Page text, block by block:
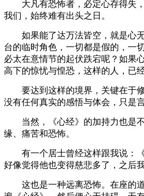
大凡有恐怖者，必定心存得失，
我们，始终难有出头之日。
如果能了达万法皆空，就是心无
台的临时角色，一切都是假的，一
必太在意情节的起伏跌宕呢？如果
高下的惊忧与惶恐，这样的人，已
要达到这样的境界，关键在于修
没有任何真实的感悟与体会，只是
当然，《心经》的加持力也是不
缘、痛苦和恐怖。
有一个居士曾经这样跟我说：《
好像觉得他也变得慈悲多了，之后
这也是一种远离恐怖。在座的道